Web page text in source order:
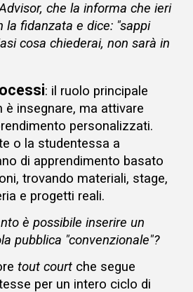
che la informa che ieri
la fidanzata e dice: "sappi
cosa chiederai, non sarà in
: il ruolo principale
è insegnare, ma attivare
personalizzati.
o la studentessa a
di apprendimento basato
trovando materiali, stage,
e progetti reali.
è possibile inserire un
pubblica "convenzionale"?
tout court che segue
per un intero ciclo di